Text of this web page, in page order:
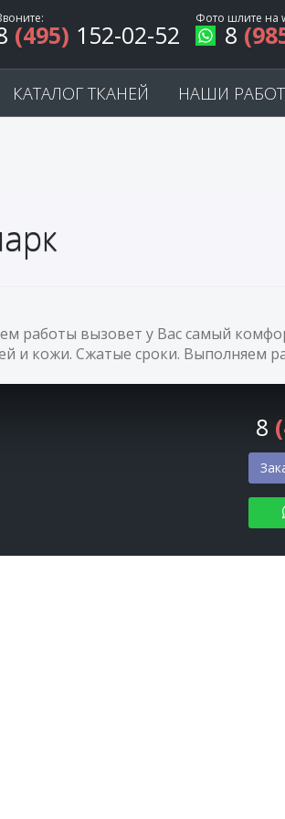
(495) 152-02-52
Фото шлите на
8
КАТАЛОГ ТКАНЕЙ НАШИ
работы вызовет у Вас самый
и кожи. Сжатые сроки. Выполняем
8